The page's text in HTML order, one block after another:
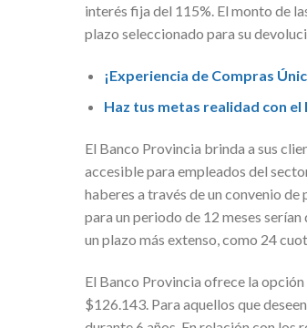
interés fija del 115%. El monto de
plazo seleccionado para su
¡Experiencia de Compras
Haz tus metas realidad con
El Banco Provincia brinda a sus
accesible para empleados del
haberes a través de un convenio
para un periodo de 12 meses
un plazo más extenso, como 24
El Banco Provincia ofrece la
$126.143. Para aquellos que